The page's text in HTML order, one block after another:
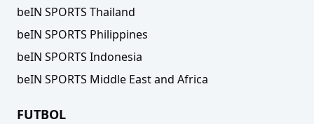
beIN SPORTS Thailand
beIN SPORTS Philippines
beIN SPORTS Indonesia
beIN SPORTS Middle East and Africa
FUTBOL